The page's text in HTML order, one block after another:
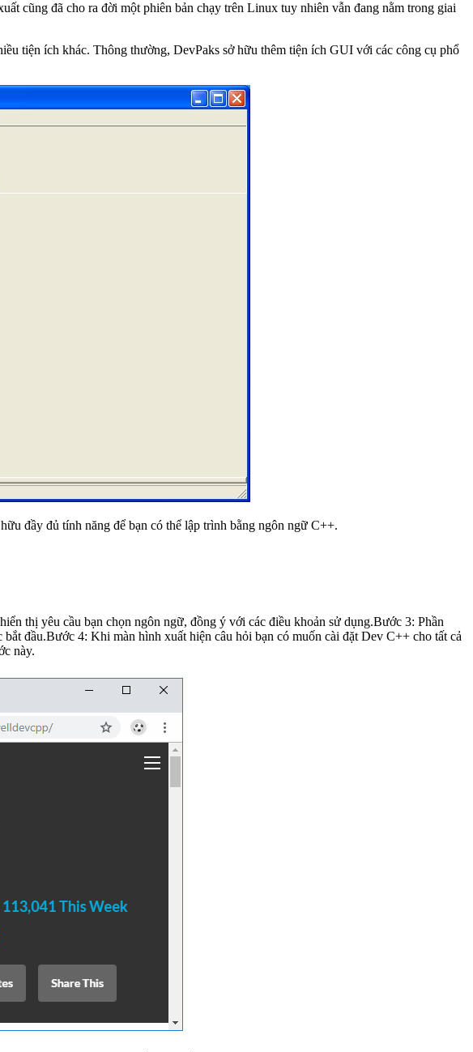
cũng đã cho ra đời một phiên bản chạy trên Linux tuy nhiên vẫn đang nằm trong giai
tiện ích khác. Thông thường, DevPaks sở hữu thêm tiện ích GUI với các công cụ phổ
đầy đủ tính năng để bạn có thể lập trình bằng ngôn ngữ C++.
thị yêu cầu bạn chọn ngôn ngữ, đồng ý với các điều khoản sử dụng.Bước 3: Phần
đầu.Bước 4: Khi màn hình xuất hiện câu hỏi bạn có muốn cài đặt Dev C++ cho tất cả
này.